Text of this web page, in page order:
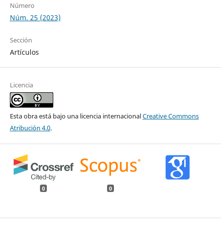
Número
Núm. 25 (2023)
Sección
Artículos
Licencia
Esta obra está bajo una licencia internacionalCreative Commons
Atribución 4.0.
0 0